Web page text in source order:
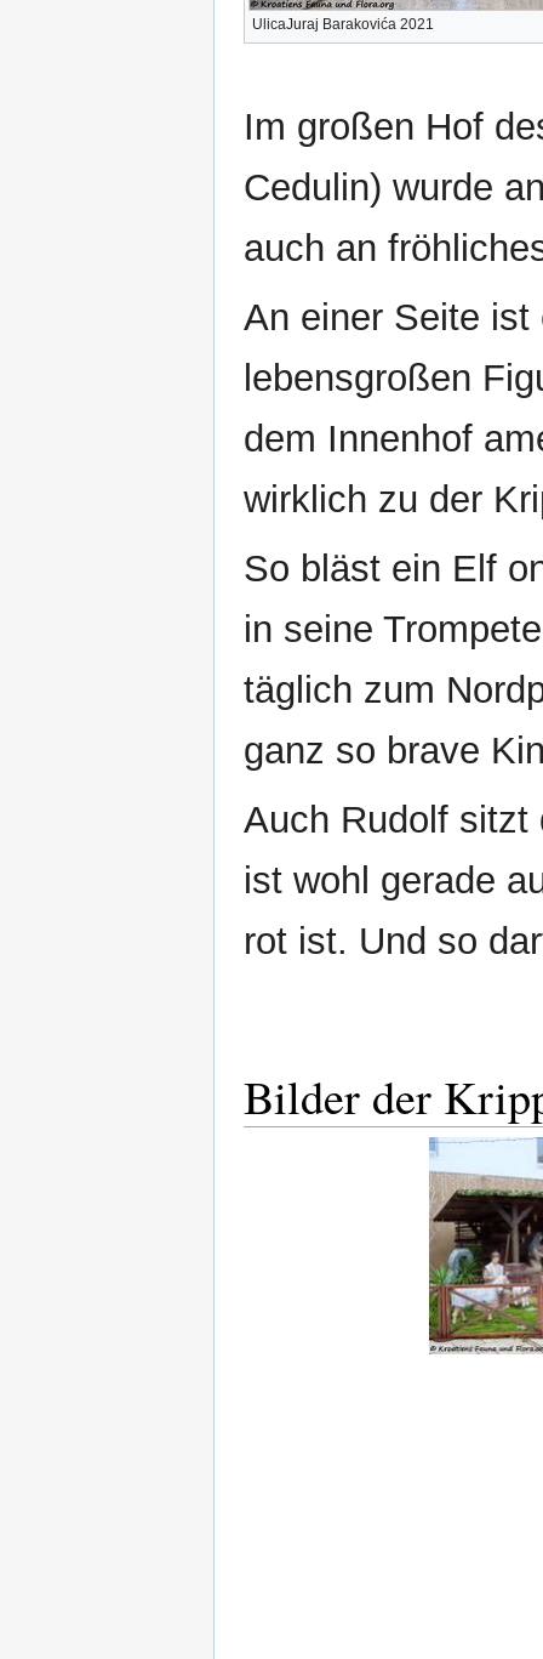
UlicaJuraj Barakovića 2021
Im großen Hof
Cedulin) wurde
auch an
An einer Seite ist
lebensgroßen
dem Innenhof
wirklich zu der
So bläst ein Elf
in seine
täglich zum
ganz so brave
Auch Rudolf sitzt
ist wohl gerade
rot ist. Und so
Bilder der